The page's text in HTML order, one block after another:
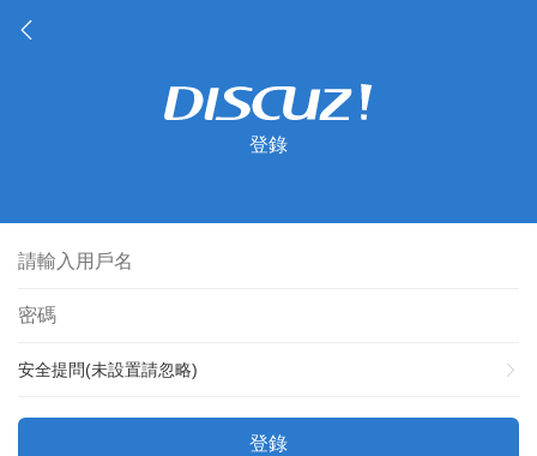
登錄
安全提問(未設置請忽略)
登錄